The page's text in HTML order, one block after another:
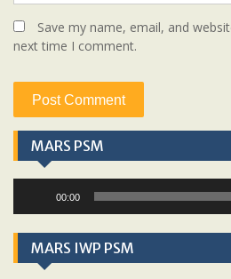
Save my name, email, and
next time I comment.
MARS PSM
00:00
MARS IWP PSM